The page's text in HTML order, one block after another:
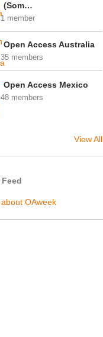
(Som…
1 member
Open Access Australia
35 members
Open Access Mexico
48 members
View All
OAweek